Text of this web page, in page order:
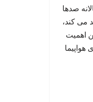
صدها
می کند،
اهمیت
هواپیما